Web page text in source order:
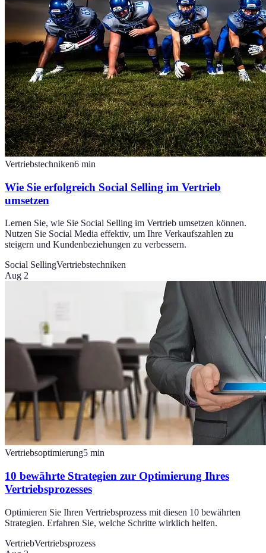
Vertriebstechniken6 min
Wie Sie erfolgreich Social Selling im Vertrieb
umsetzen
Lernen Sie, wie Sie Social Selling im Vertrieb umsetzen können.
Nutzen Sie Social Media effektiv, um Ihre Verkaufszahlen zu
steigern und Kundenbeziehungen zu verbessern.
Social SellingVertriebstechniken
Aug 2
Vertriebsoptimierung5 min
10 bewährte Strategien zur Optimierung Ihres
Vertriebsprozesses
Optimieren Sie Ihren Vertriebsprozess mit diesen 10 bewährten
Strategien. Erfahren Sie, welche Schritte wirklich helfen.
VertriebVertriebsprozess